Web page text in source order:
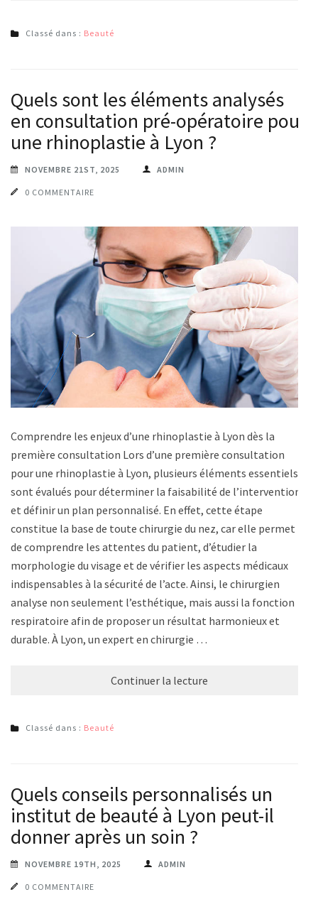
Classé dans : Beauté
Quels sont les éléments analysés
en consultation pré-opératoire pour
une rhinoplastie à Lyon ?
NOVEMBRE 21ST, 2025 ADMIN
0 COMMENTAIRE
Comprendre les enjeux d’une rhinoplastie à Lyon dès la
première consultation Lors d’une première consultation
pour une rhinoplastie à Lyon, plusieurs éléments essentiels
sont évalués pour déterminer la faisabilité de l’intervention
et définir un plan personnalisé. En effet, cette étape
constitue la base de toute chirurgie du nez, car elle permet
de comprendre les attentes du patient, d’étudier la
morphologie du visage et de vérifier les aspects médicaux
indispensables à la sécurité de l’acte. Ainsi, le chirurgien
analyse non seulement l’esthétique, mais aussi la fonction
respiratoire afin de proposer un résultat harmonieux et
durable. À Lyon, un expert en chirurgie …
Continuer la lecture
Classé dans : Beauté
Quels conseils personnalisés un
institut de beauté à Lyon peut-il
donner après un soin ?
NOVEMBRE 19TH, 2025 ADMIN
0 COMMENTAIRE